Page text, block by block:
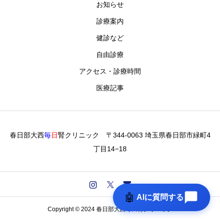
お知らせ
診療案内
健診など
自由診療
アクセス・診療時間
医療記事
春日部大西毎日腎クリニック 〒344-0063 埼玉県春日部市緑町4
丁目14−18
Copyright © 2024 春日部大西毎
🤖 AIに質問する